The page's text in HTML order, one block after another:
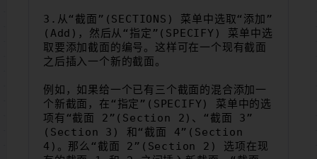
3.从“截面”(SECTIONS) 菜单中选取“添加”
(Add)，然后从“指定”(SPECIFY) 菜单中选
取要添加截面的编号。这样可在一个现有截面
之后插入一个新的截面。
例如，如果给一个已有三个截面的混合添加一
个新截面，在“指定”(SPECIFY) 菜单中的选
项有“截面 2”(Section 2)、“截面 3”
(Section 3) 和“截面 4”(Section
4)。那么“截面 2”(Section 2) 选项在现